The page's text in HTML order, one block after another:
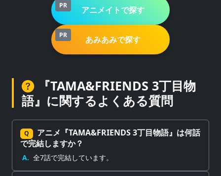
PR アニメイトで探す
PR あみあみで探す
『TAMA&FRIENDS 3丁目物
語』に関するよくある質問
Q
アニメ『TAMA&FRIENDS 3丁目物語』は何話
で完結しますか？
A. 全7話で完結しています。